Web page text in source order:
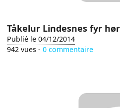
Tåkelur Lindesnes fyr
Publié le 04/12/2014
942 vues -0 commentaire